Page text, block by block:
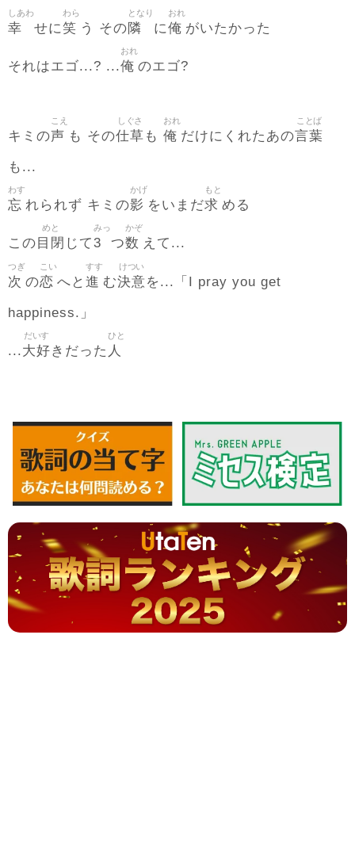
幸
しあわ
せに笑
わら
う その隣
となり
に俺
おれ
がいたかった
それはエゴ...? ...俺
おれ
のエゴ?
キミの声
こえ
も その仕草
しぐさ
も 俺
おれ
だけにくれたあの言葉
ことば
も...
忘
わす
れられず キミの影
かげ
をいまだ求
もと
める
この 目閉
めと
じて3
みっ
つ数
かぞ
えて...
次
つぎ
の恋
こい
へと 進
すす
む決意
けつい
を...「I pray you get
happiness.」
...大好
だいす
きだった 人
ひと